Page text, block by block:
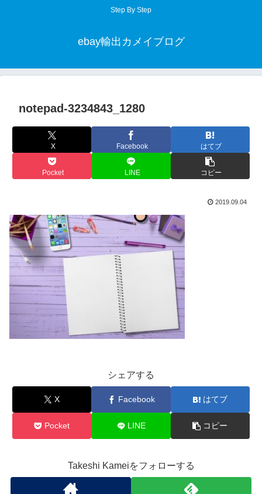
Step By Step
ebay輸出カメイブログ
notepad-3234843_1280
X Facebook はてブ
Pocket LINE コピー
2019.09.04
シェアする
X Facebook はてブ
Pocket LINE コピー
Takeshi Kameiをフォローする